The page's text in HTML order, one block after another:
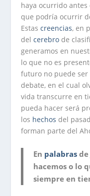
haya ocurrido antes
que podría ocurrir
Estascreencias, en
delcerebro de
generamos en
lo que no es
futuro no puede ser
debate, en el cual
vida transcurre en
pueda hacer será
los hechos del
forman parte del
En palabras de
hacemos o lo
siempre en